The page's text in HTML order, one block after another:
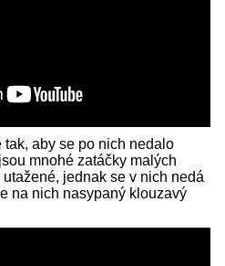
aby se po nich nedalo
mnohé zatáčky malých
jednak se v nich nedá
na nich nasypaný klouzavý